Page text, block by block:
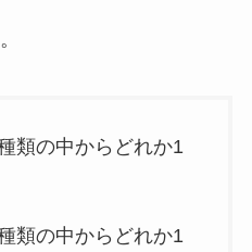
類の中からどれか1
類の中からどれか1